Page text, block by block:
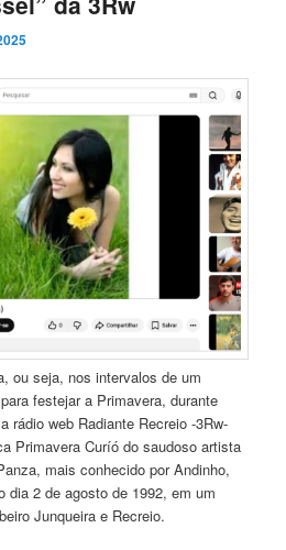
ou seja, nos intervalos de um
festejar a Primavera, durante
rádio web Radiante Recreio -3Rw-
Primavera Curíó do saudoso artista
mais conhecido por Andinho,
dia 2 de agosto de 1992, em um
Junqueira e Recreio.